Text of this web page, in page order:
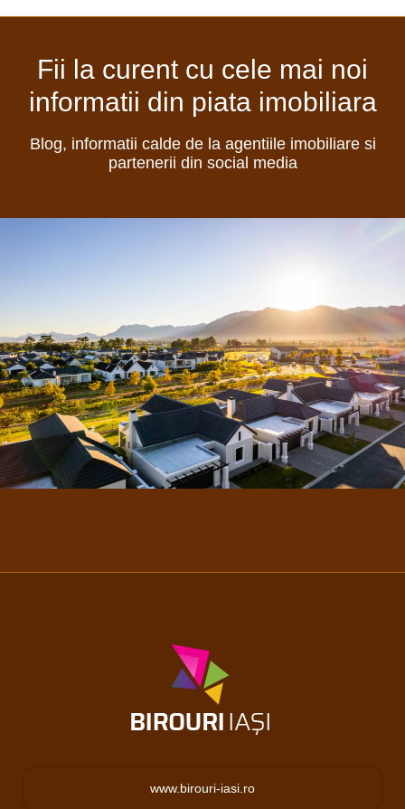
Fii la curent cu cele mai noi
informatii din piata imobiliara
Blog, informatii calde de la agentiile imobiliare si
partenerii din social media
www.birouri-iasi.ro